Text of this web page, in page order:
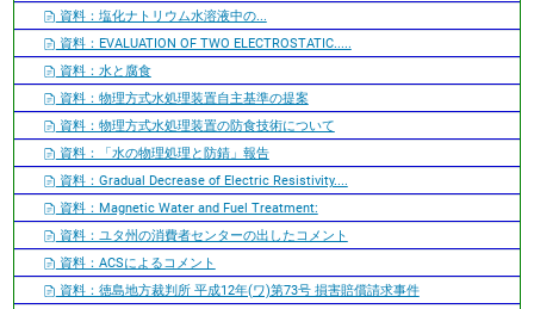
資料：塩化ナトリウム水溶液中の...
資料：EVALUATION OF TWO ELECTROSTATIC.....
資料：水と腐食
資料：物理方式水処理装置自主基準の提案
資料：物理方式水処理装置の防食技術について
資料：「水の物理処理と防錆」報告
資料：Gradual Decrease of Electric Resistivity....
資料：Magnetic Water and Fuel Treatment:
資料：ユタ州の消費者センターの出したコメント
資料：ACSによるコメント
資料：徳島地方裁判所 平成12年(ワ)第73号 損害賠償請求事件